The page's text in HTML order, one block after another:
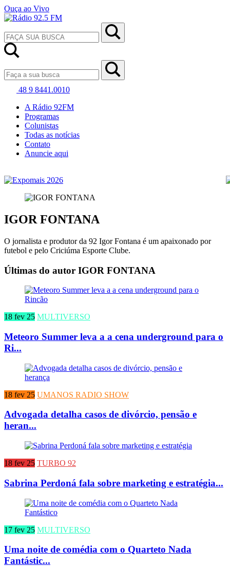
Ouça ao Vivo
48 9 8441.0010
A Rádio 92FM
Programas
Colunistas
Todas as notícias
Contato
Anuncie aqui
IGOR FONTANA
O jornalista e produtor da 92 Igor Fontana é um apaixonado por
futebol e pelo Criciúma Esporte Clube.
Últimas do autor IGOR FONTANA
18 fev 25 MULTIVERSO
Meteoro Summer leva a a cena underground para o
Ri...
18 fev 25 UMANOS RADIO SHOW
Advogada detalha casos de divórcio, pensão e
heran...
18 fev 25 TURBO 92
Sabrina Perdoná fala sobre marketing e estratégia...
17 fev 25 MULTIVERSO
Uma noite de comédia com o Quarteto Nada
Fantástic...